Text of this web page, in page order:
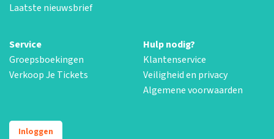
Laatste nieuwsbrief
Service
Groepsboekingen
Verkoop Je Tickets
Hulp nodig?
Klantenservice
Veiligheid en privacy
Algemene voorwaarden
Inloggen